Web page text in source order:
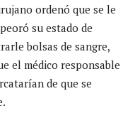
ordenó que se le
su estado de
bolsas de sangre,
el médico responsable
de que se